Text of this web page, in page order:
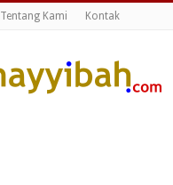
Tentang Kami Kontak